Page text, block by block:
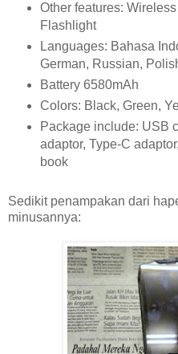
Other features:
Flashlight
Languages: Bahasa
German, Russian,
Battery 6580mAh
Colors: Black, Green,
Package include: USB
adaptor, Type-C
book
Sedikit penampakan dari
minusannya: